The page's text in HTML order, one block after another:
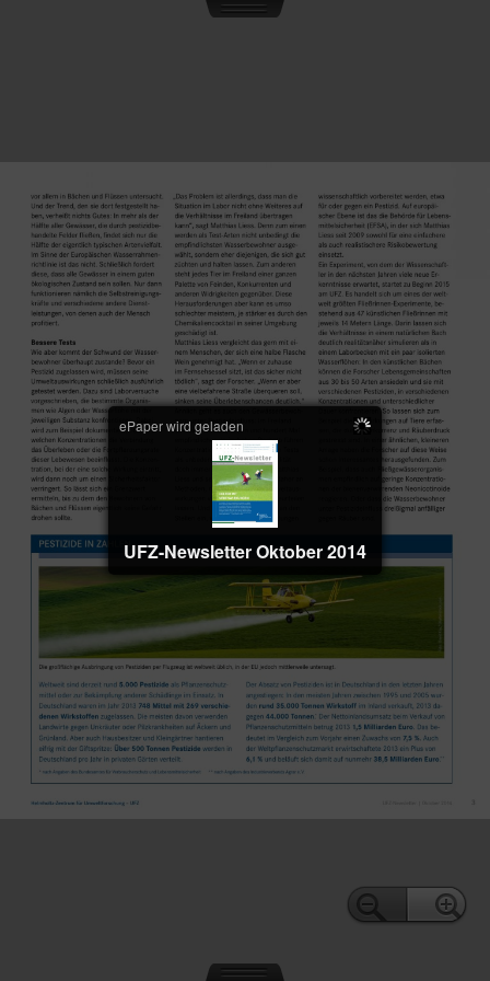
ePaper wird geladen
UFZ-Newsletter Oktober 2014